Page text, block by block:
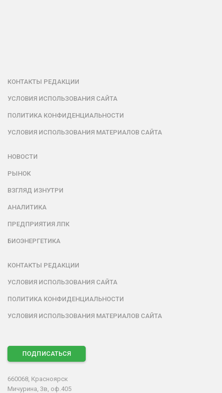
КОНТАКТЫ РЕДАКЦИИ
УСЛОВИЯ ИСПОЛЬЗОВАНИЯ САЙТА
ПОЛИТИКА КОНФИДЕНЦИАЛЬНОСТИ
УСЛОВИЯ ИСПОЛЬЗОВАНИЯ МАТЕРИАЛОВ САЙТА
НОВОСТИ
РЫНОК
ВЗГЛЯД ИЗНУТРИ
АНАЛИТИКА
ПРЕДПРИЯТИЯ ЛПК
БИОЭНЕРГЕТИКА
КОНТАКТЫ РЕДАКЦИИ
УСЛОВИЯ ИСПОЛЬЗОВАНИЯ САЙТА
ПОЛИТИКА КОНФИДЕНЦИАЛЬНОСТИ
УСЛОВИЯ ИСПОЛЬЗОВАНИЯ МАТЕРИАЛОВ САЙТА
ПОДПИСАТЬСЯ
660068, Красноярск
Мичурина, 3в, оф.405